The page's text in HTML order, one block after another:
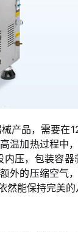
产品，需要
温加热过程中
压，包装容
外的压缩空气
能保持完美的